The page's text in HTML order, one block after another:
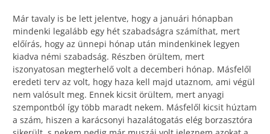
Már tavaly is be lett jelentve, hogy a januári hónapban
mindenki legalább egy hét szabadságra számíthat, mert
előírás, hogy az ünnepi hónap után mindenkinek legyen
kiadva némi szabadság. Részben örültem, mert
iszonyatosan megterhelő volt a decemberi hónap. Másfelől
eredeti terv az volt, hogy haza kell majd utaznom, ami végül
nem valósult meg. Ennek kicsit örültem, mert anyagi
szempontból így több maradt nekem. Másfelől kicsit húztam
a szám, hiszen a karácsonyi hazalátogatás elég borzasztóra